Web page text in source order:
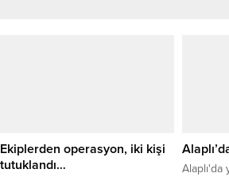
Ekiplerden operasyon, iki kişi
tutuklandı…
Alaplı'da